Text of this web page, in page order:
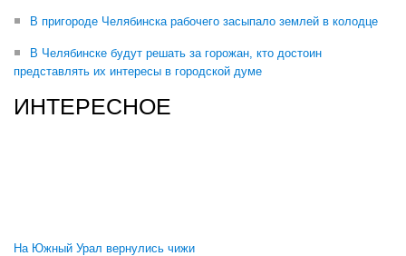
В пригороде Челябинска рабочего засыпало землей в колодце
В Челябинске будут решать за горожан, кто достоин
представлять их интересы в городской думе
ИНТЕРЕСНОЕ
На Южный Урал вернулись чижи